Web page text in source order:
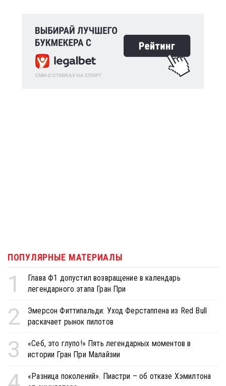
ПОПУЛЯРНЫЕ МАТЕРИАЛЫ
1
Глава Ф1 допустил возвращение в календарь
легендарного этапа Гран При
2
Эмерсон Фиттипальди: Уход Ферстаппена из Red Bull
раскачает рынок пилотов
3
«Себ, это глупо!» Пять легендарных моментов в
истории Гран При Малайзии
«Разница поколений». Пиастри – об отказе Хэмилтона